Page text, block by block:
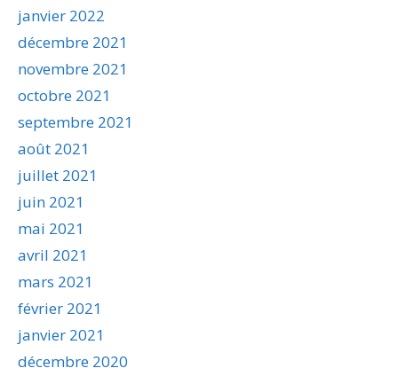
janvier 2022
décembre 2021
novembre 2021
octobre 2021
septembre 2021
août 2021
juillet 2021
juin 2021
mai 2021
avril 2021
mars 2021
février 2021
janvier 2021
décembre 2020